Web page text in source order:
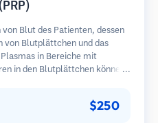
Blut des Patienten, dessen
von Blutplättchen und das
in Bereiche mit
in den Blutplättchen können
$250